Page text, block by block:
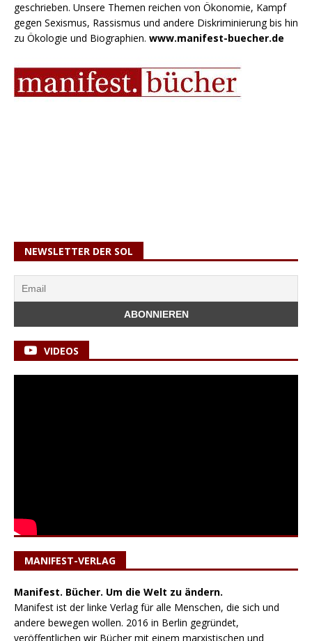
geschrieben. Unsere Themen reichen von Ökonomie, Kampf
gegen Sexismus, Rassismus und andere Diskriminierung bis hin
zu Ökologie und Biographien. www.manifest-buecher.de
NEWSLETTER DER SOL
VIDEOS
MANIFEST-VERLAG
Manifest. Bücher. Um die Welt zu ändern.
Manifest ist der linke Verlag für alle Menschen, die sich und
andere bewegen wollen. 2016 in Berlin gegründet,
veröffentlichen wir Bücher mit einem marxistischen und